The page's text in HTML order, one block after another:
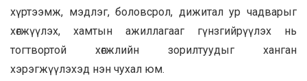
хүртээмж, мэдлэг, боловсрол, дижитал ур чадварыг
хөгжүүлэх, хамтын ажиллагааг гүнзгийрүүлэх нь
тогтвортой хөгжлийн зорилтуудыг ханган
хэрэгжүүлэхэд нэн чухал юм.